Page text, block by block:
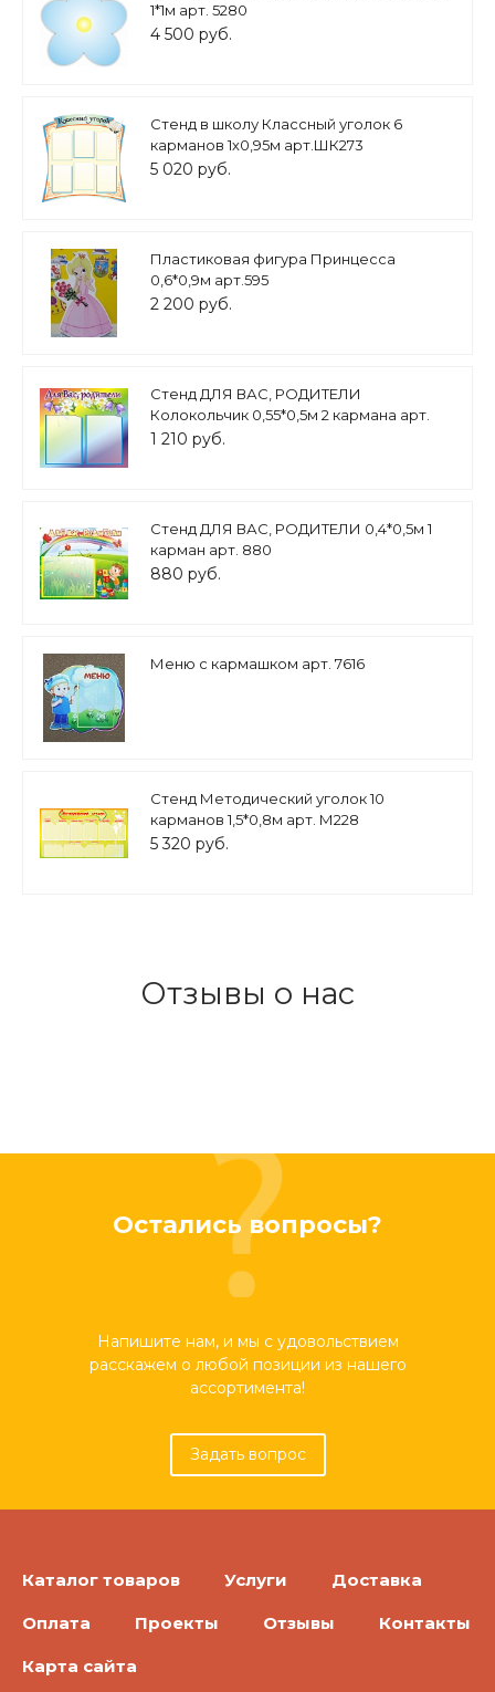
1*1м арт. 5280
4 500 руб.
Стенд в школу Классный уголок 6
карманов 1х0,95м арт.ШК273
5 020 руб.
Пластиковая фигура Принцесса
0,6*0,9м арт.595
2 200 руб.
Стенд ДЛЯ ВАС, РОДИТЕЛИ
Колокольчик 0,55*0,5м 2 кармана арт.
1254
1 210 руб.
Стенд ДЛЯ ВАС, РОДИТЕЛИ 0,4*0,5м 1
карман арт. 880
880 руб.
Меню с кармашком арт. 7616
Стенд Методический уголок 10
карманов 1,5*0,8м арт. М228
5 320 руб.
Отзывы о нас
Остались вопросы?
Напишите нам, и мы с удовольствием
расскажем о любой позиции из нашего
ассортимента!
Задать вопрос
Каталог товаров Услуги Доставка
Оплата Проекты Отзывы Контакты
Карта сайта